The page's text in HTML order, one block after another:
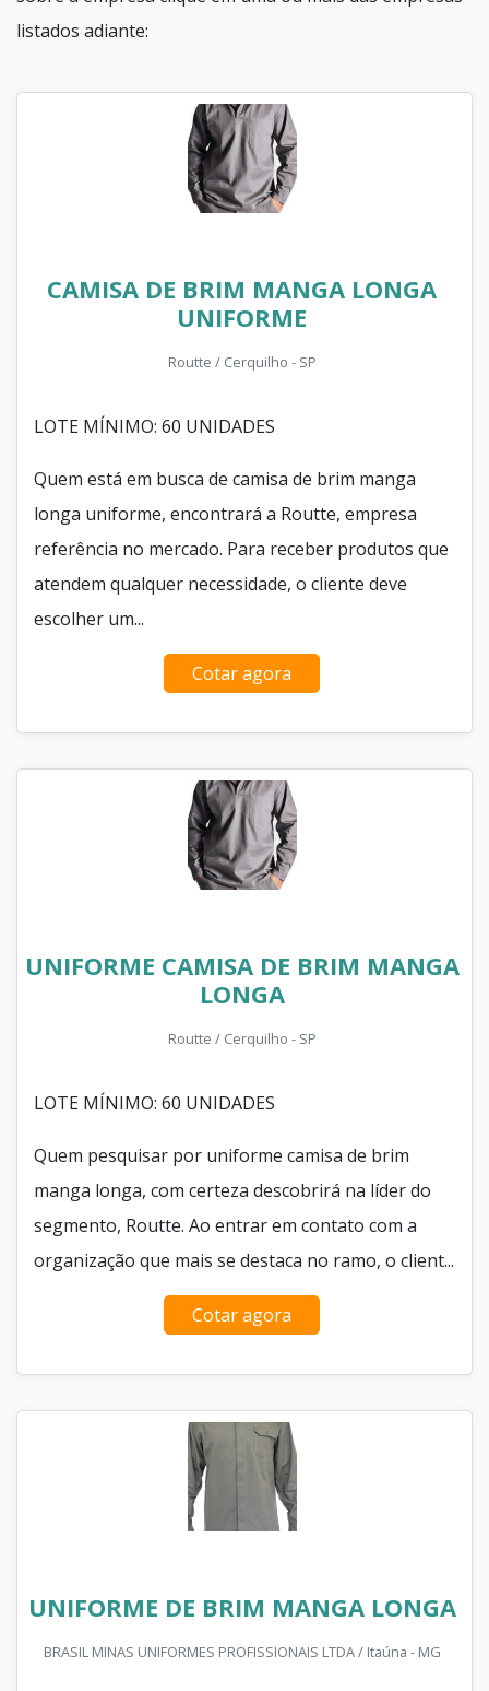
listados adiante:
CAMISA DE BRIM MANGA LONGA
UNIFORME
Routte / Cerquilho - SP
LOTE MÍNIMO: 60 UNIDADES
Quem está em busca de camisa de brim manga
longa uniforme, encontrará a Routte, empresa
referência no mercado. Para receber produtos que
atendem qualquer necessidade, o cliente deve
escolher um...
Cotar agora
UNIFORME CAMISA DE BRIM MANGA
LONGA
Routte / Cerquilho - SP
LOTE MÍNIMO: 60 UNIDADES
Quem pesquisar por uniforme camisa de brim
manga longa, com certeza descobrirá na líder do
segmento, Routte. Ao entrar em contato com a
organização que mais se destaca no ramo, o client...
Cotar agora
UNIFORME DE BRIM MANGA LONGA
BRASIL MINAS UNIFORMES PROFISSIONAIS LTDA / Itaúna - MG